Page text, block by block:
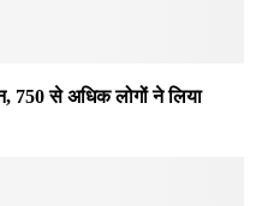
750 से अधिक लोगों ने लिया